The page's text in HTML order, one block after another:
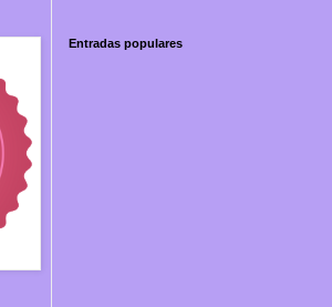
Entradas populares